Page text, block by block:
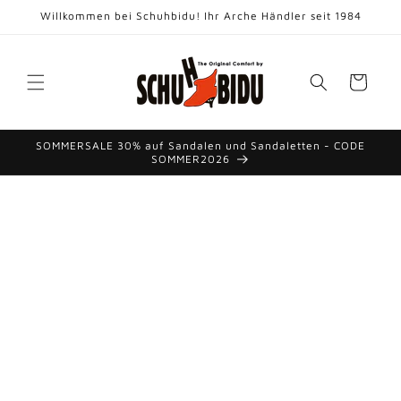
zum
Willkommen bei Schuhbidu! Ihr Arche Händler seit 1984
Warenkorb
SOMMERSALE 30% auf Sandalen und Sandaletten - CODE
SOMMER2026